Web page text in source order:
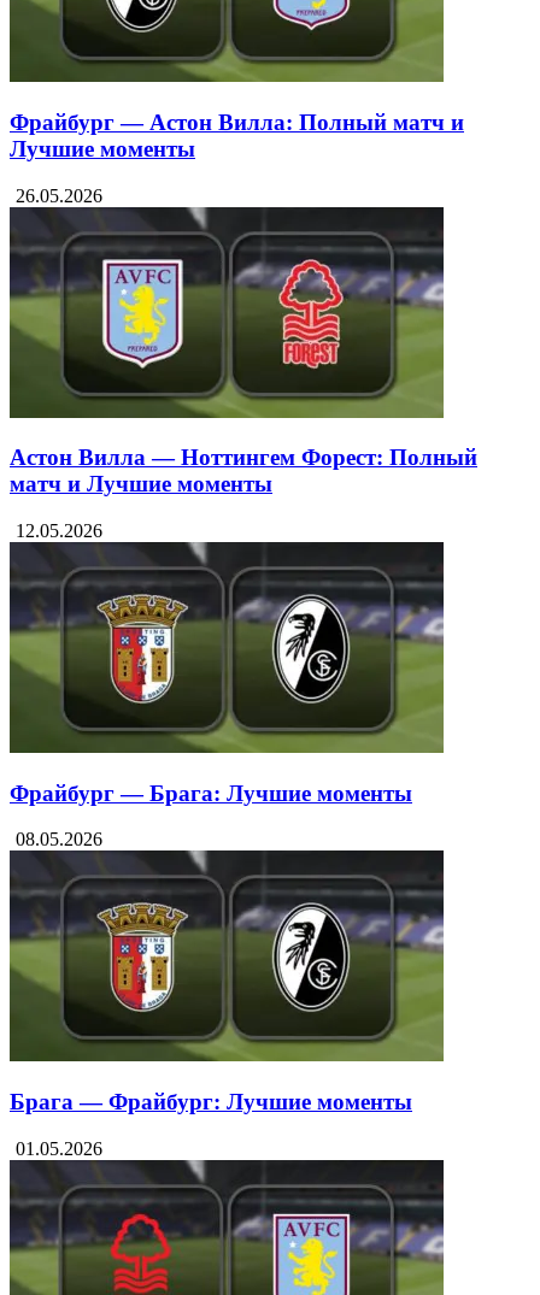
Фрайбург — Астон Вилла: Полный матч и
Лучшие моменты
26.05.2026
Астон Вилла — Ноттингем Форест: Полный
матч и Лучшие моменты
12.05.2026
Фрайбург — Брага: Лучшие моменты
08.05.2026
Брага — Фрайбург: Лучшие моменты
01.05.2026